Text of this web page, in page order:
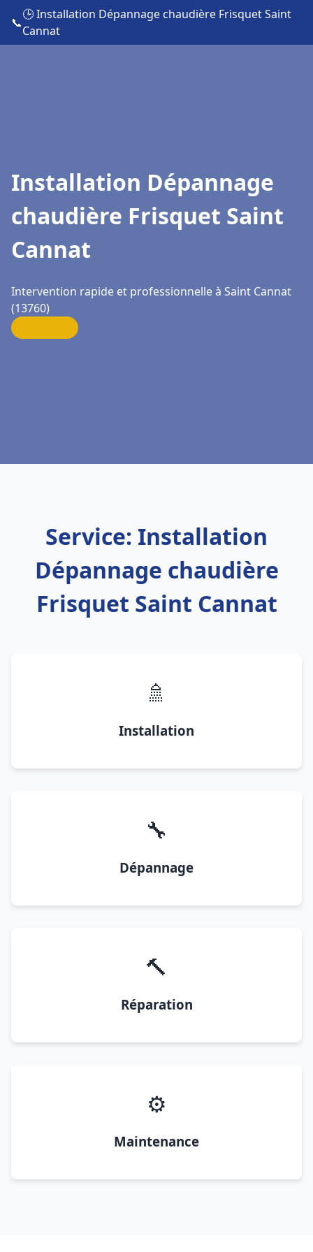
📞
🕒 Installation Dépannage chaudière Frisquet Saint
Cannat
Installation Dépannage
chaudière Frisquet Saint
Cannat
Intervention rapide et professionnelle à Saint Cannat
(13760)
Service: Installation
Dépannage chaudière
Frisquet Saint Cannat
🚿
Installation
🔧
Dépannage
🔨
Réparation
⚙️
Maintenance